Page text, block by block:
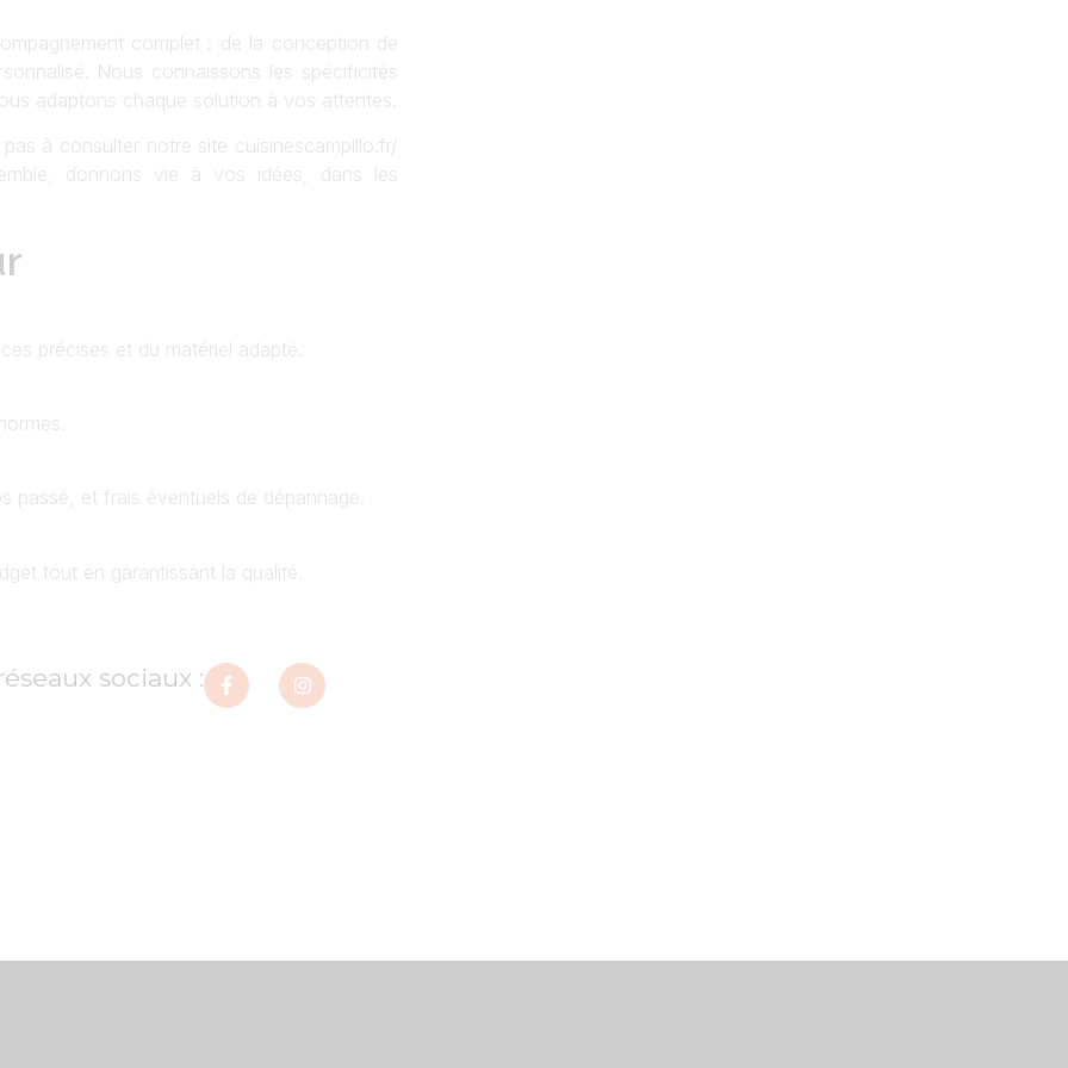
complet : de la conception de
Nous connaissons les spécificités
adaptons chaque solution à vos attentes.
à consulter notre site cuisinescampillo.fr/
donnons vie à vos idées, dans les
précises et du matériel adapté.
passé, et frais éventuels de dépannage.
tout en garantissant la qualité.
sociaux :